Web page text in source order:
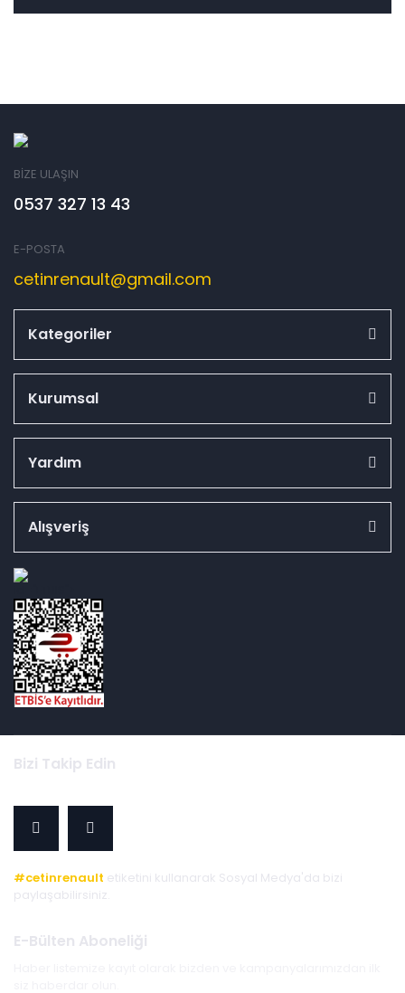
BİZE ULAŞIN
0537 327 13 43
E-POSTA
cetinrenault@gmail.com
Kategoriler
Kurumsal
Yardım
Alışveriş
Bizi Takip Edin
#cetinrenault etiketini kullanarak Sosyal Medya'da bizi
paylaşabilirsiniz.
E-Bülten Aboneliği